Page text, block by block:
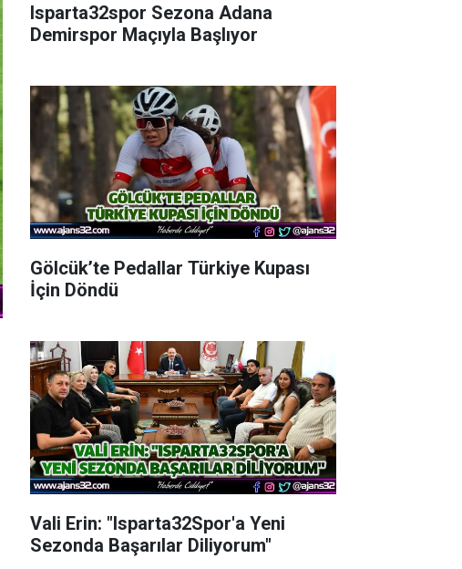
Isparta32spor Sezona Adana
Demirspor Maçıyla Başlıyor
Gölcük’te Pedallar Türkiye Kupası
İçin Döndü
Vali Erin: "Isparta32Spor'a Yeni
Sezonda Başarılar Diliyorum"